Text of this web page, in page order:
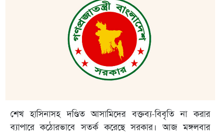
শেখ হাসিনাসহ দণ্ডিত আসামিদের বক্তব্য-বিবৃতি না করার
ব্যাপারে কঠোরভাবে সতর্ক করেছে সরকার। আজ মঙ্গলবার